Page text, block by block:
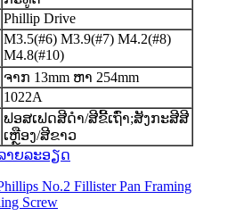
Phillip Drive
M3.5(#6) M3.9(#7) M4.2(#8)
M4.8(#10)
ຈາກ 13mm ຫາ 254mm
1022A
ຟອສເຟດສີດໍາ/ສີຂີ້ເຖົ່າ;ສັງກະສີສີ
ເຫຼືອງ/ສີຂາວ
າຍລະອຽດ